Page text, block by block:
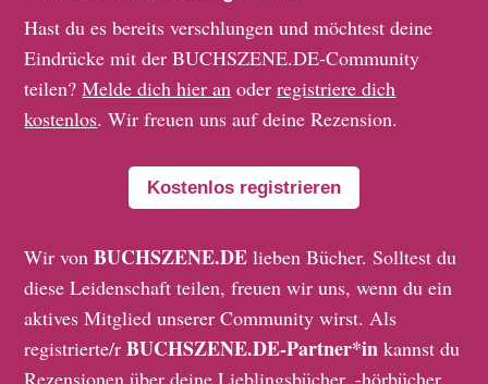
Hast du es bereits verschlungen und möchtest deine
Eindrücke mit der BUCHSZENE.DE-Community
teilen?Melde dich hier an oderregistriere dich
kostenlos. Wir freuen uns auf deine Rezension.
Kostenlos registrieren
Wir vonBUCHSZENE.DE lieben Bücher. Solltest du
diese Leidenschaft teilen, freuen wir uns, wenn du ein
aktives Mitglied unserer Community wirst. Als
registrierte/rBUCHSZENE.DE-Partner*in kannst du
Rezensionen über deine Lieblingsbücher, -hörbücher,